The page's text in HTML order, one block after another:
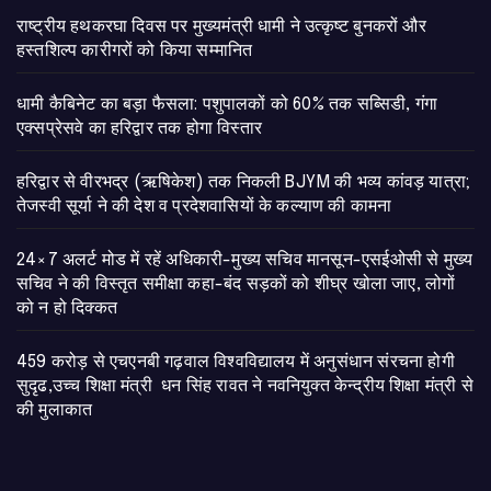
राष्ट्रीय हथकरघा दिवस पर मुख्यमंत्री धामी ने उत्कृष्ट बुनकरों और
हस्तशिल्प कारीगरों को किया सम्मानित
​धामी कैबिनेट का बड़ा फैसला: पशुपालकों को 60% तक सब्सिडी, गंगा
एक्सप्रेसवे का हरिद्वार तक होगा विस्तार
​हरिद्वार से वीरभद्र (ऋषिकेश) तक निकली BJYM की भव्य कांवड़ यात्रा;
तेजस्वी सूर्या ने की देश व प्रदेशवासियों के कल्याण की कामना
24×7 अलर्ट मोड में रहें अधिकारी-मुख्य सचिव मानसून-एसईओसी से मुख्य
सचिव ने की विस्तृत समीक्षा कहा-बंद सड़कों को शीघ्र खोला जाए, लोगों
को न हो दिक्कत
459 करोड़ से एचएनबी गढ़वाल विश्वविद्यालय में अनुसंधान संरचना होगी
सुदृढ,उच्च शिक्षा मंत्री धन सिंह रावत ने नवनियुक्त केन्द्रीय शिक्षा मंत्री से
की मुलाकात